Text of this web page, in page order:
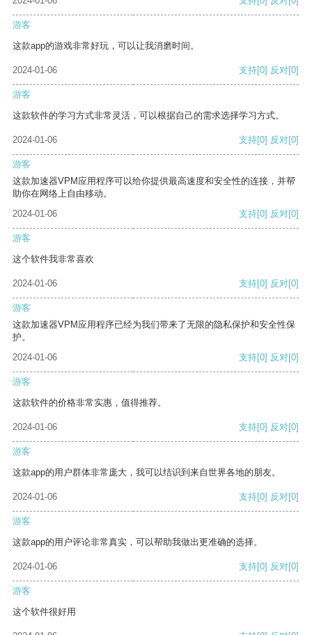
游客
这款app的游戏非常好玩，可以让我消磨时间。
2024-01-06 支持[0] 反对[0]
游客
这款软件的学习方式非常灵活，可以根据自己的需求选择学习方式。
2024-01-06 支持[0] 反对[0]
游客
这款加速器VPM应用程序可以给你提供最高速度和安全性的连接，并帮
助你在网络上自由移动。
2024-01-06
支持[0] 反对[0]
游客
这个软件我非常喜欢
2024-01-06 支持[0] 反对[0]
游客
这款加速器VPM应用程序已经为我们带来了无限的隐私保护和安全性保
护。
2024-01-06
支持[0] 反对[0]
游客
这款软件的价格非常实惠，值得推荐。
2024-01-06 支持[0] 反对[0]
游客
这款app的用户群体非常庞大，我可以结识到来自世界各地的朋友。
2024-01-06 支持[0] 反对[0]
游客
这款app的用户评论非常真实，可以帮助我做出更准确的选择。
2024-01-06 支持[0] 反对[0]
游客
这个软件很好用